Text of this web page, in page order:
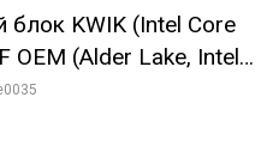
блок KWIK (Intel Core
OEM (Alder Lake, Intel
6PC// 64 ГБ ОЗУ/ Ninja